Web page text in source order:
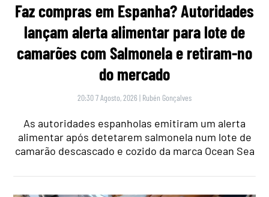
Faz compras em Espanha? Autoridades
lançam alerta alimentar para lote de
camarões com Salmonela e retiram-no
do mercado
20:30 7 Agosto, 2026 | Rubén Gonçalves
As autoridades espanholas emitiram um alerta
alimentar após detetarem salmonela num lote de
camarão descascado e cozido da marca Ocean Sea